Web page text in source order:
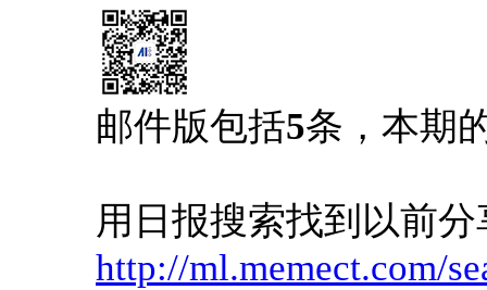
邮件版包括5条，本期
用日报搜索找到以前
http://ml.memect.com/